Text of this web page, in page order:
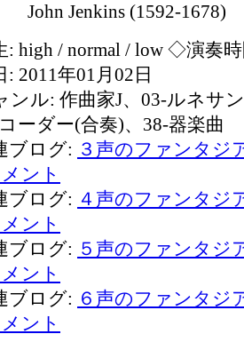
Jenkins (1592-1678)
: high / normal / low ◇演奏時
: 2011年01月02日
ル: 作曲家J、03-ルネサ
ーダー(合奏)、38-器楽曲
ブログ: ３声のファンタジ
ント
ブログ: ４声のファンタジ
ント
ブログ: ５声のファンタジ
ント
ブログ: ６声のファンタジ
ント